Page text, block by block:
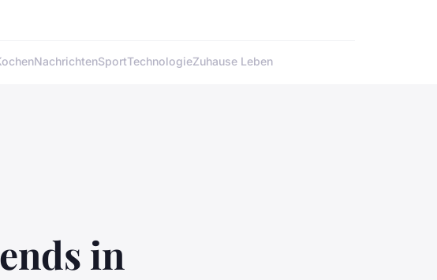
NachrichtenSportTechnologieZuhause Leben
in